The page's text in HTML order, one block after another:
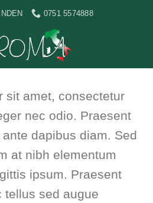
0751 5574888
sit amet, consectetur
nec odio. Praesent
dapibus diam. Sed
at nibh elementum
ipsum. Praesent
tellus sed augue